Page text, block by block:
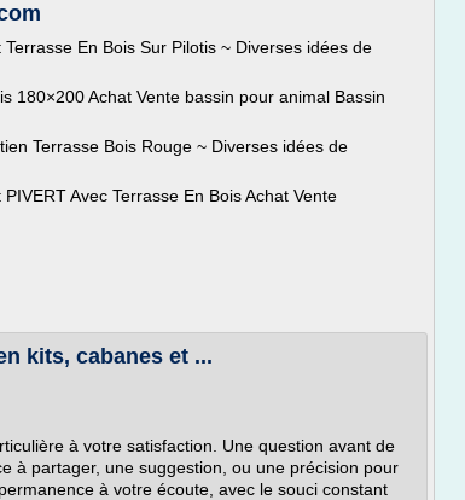
En Bois Sur Pilotis ~ Diverses idées de
180×200 Achat Vente bassin pour animal Bassin
Terrasse Bois Rouge ~ Diverses idées de
Avec Terrasse En Bois Achat Vente
kits, cabanes et ...
à votre satisfaction. Une question avant de
à partager, une suggestion, ou une précision pour
à votre écoute, avec le souci constant